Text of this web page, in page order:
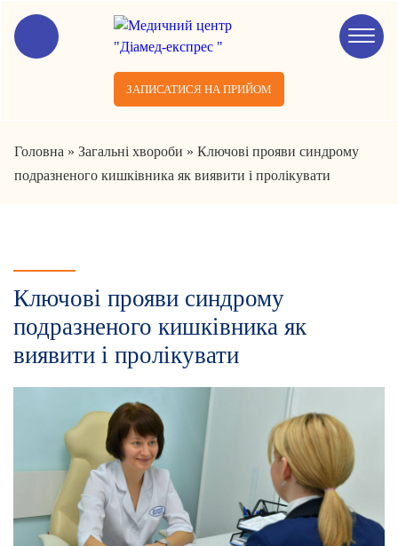
ЗАПИСАТИСЯ НА ПРИЙОМ
Головна » Загальні хвороби » Ключові прояви синдрому
подразненого кишківника як виявити і пролікувати
Ключові прояви синдрому
подразненого кишківника як
виявити і пролікувати